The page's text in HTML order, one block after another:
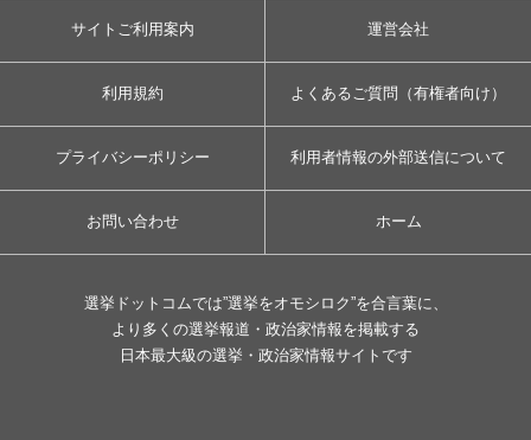
サイトご利用案内 運営会社
利用規約 よくあるご質問（有権者向け）
プライバシーポリシー 利用者情報の外部送信について
お問い合わせ ホーム
選挙ドットコムでは”選挙をオモシロク”を合言葉に、
より多くの選挙報道・政治家情報を掲載する
日本最大級の選挙・政治家情報サイトです